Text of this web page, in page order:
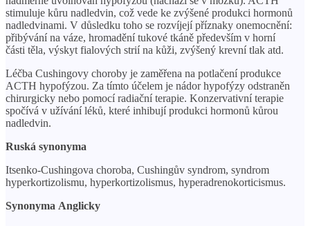
stimuluje kůru nadledvin, což vede ke zvýšené produkci hormonů
nadledvinami. V důsledku toho se rozvíjejí příznaky onemocnění:
přibývání na váze, hromadění tukové tkáně především v horní
části těla, výskyt fialových strií na kůži, zvýšený krevní tlak atd.
Léčba Cushingovy choroby je zaměřena na potlačení produkce
ACTH hypofýzou. Za tímto účelem je nádor hypofýzy odstraněn
chirurgicky nebo pomocí radiační terapie. Konzervativní terapie
spočívá v užívání léků, které inhibují produkci hormonů kůrou
nadledvin.
Ruská synonyma
Itsenko-Cushingova choroba, Cushingův syndrom, syndrom
hyperkortizolismu, hyperkortizolismus, hyperadrenokorticismus.
Synonyma Anglicky